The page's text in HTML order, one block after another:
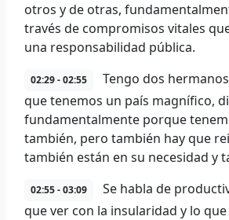
otros y de otras,
través de compromisos vitales
una responsabilidad pública.
02:29 - 02:55
Tengo dos
que tenemos un país magnífico,
fundamentalmente porque
también, pero también hay que
también están en su necesidad y
02:55 - 03:09
Se habla de
que ver con la insularidad y lo